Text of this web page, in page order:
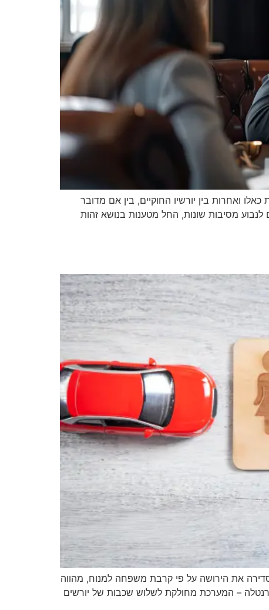
ואחרות בין יורשיו החוקיים, בין אם מדובר
לנבוע מסיבות שונות, החל מטענות בנושא זהות
את הירושה על פי קרבת משפחה למנוח, מהווה
וחלקם בעיזבון. עקרונות מפתח פרנטלה 1. קיימות שלוש רמות פרנטלה – המערכת מחולקת לשלוש שכבות של יורשים